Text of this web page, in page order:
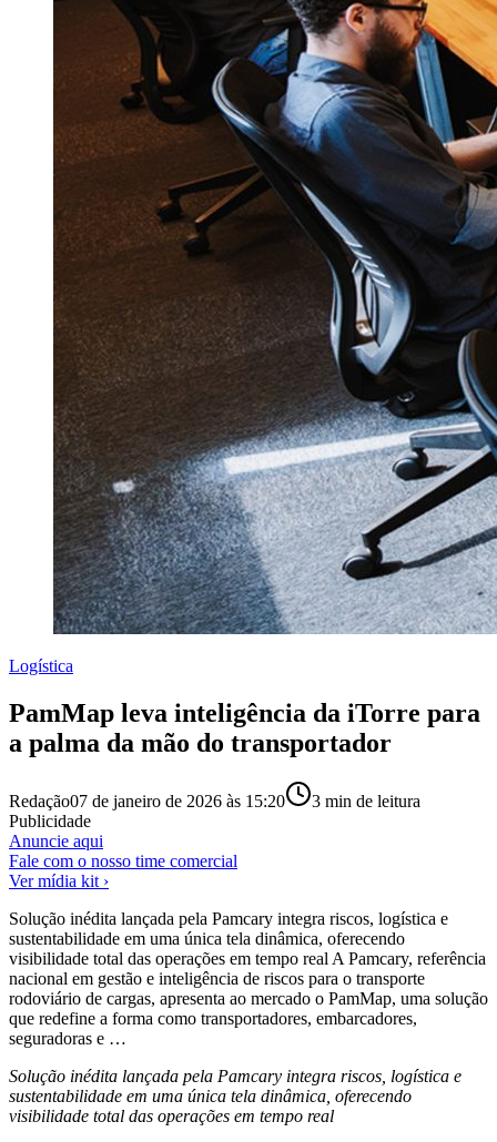
Logística
PamMap leva inteligência da iTorre para
a palma da mão do transportador
Redação07 de janeiro de 2026 às 15:20 3 min de leitura
Publicidade
Anuncie aqui
Fale com o nosso time comercial
Ver mídia kit ›
Solução inédita lançada pela Pamcary integra riscos, logística e
sustentabilidade em uma única tela dinâmica, oferecendo
visibilidade total das operações em tempo real A Pamcary, referência
nacional em gestão e inteligência de riscos para o transporte
rodoviário de cargas, apresenta ao mercado o PamMap, uma solução
que redefine a forma como transportadores, embarcadores,
seguradoras e …
Solução inédita lançada pela Pamcary integra riscos, logística e
sustentabilidade em uma única tela dinâmica, oferecendo
visibilidade total das operações em tempo real